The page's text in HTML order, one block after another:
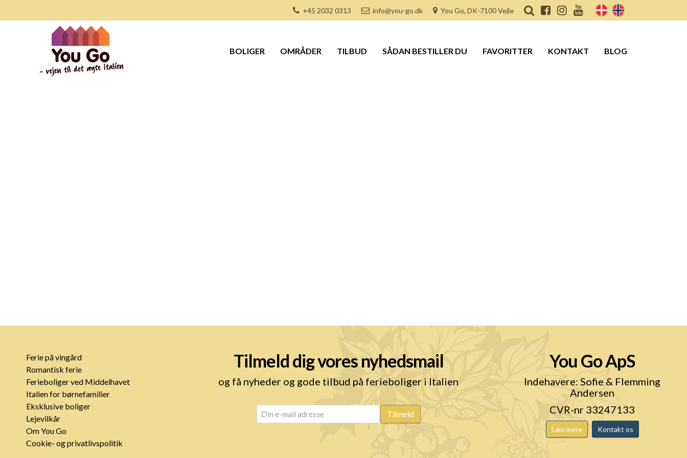
+45 2032 0313 info@you-go.dk You Go, DK-7100 Vejle
BOLIGER OMRÅDER TILBUD SÅDAN BESTILLER DU FAVORITTER KONTAKT BLOG
Ferie på vingård
Romantisk ferie
Ferieboliger ved Middelhavet
Italien for børnefamilier
Eksklusive boliger
Lejevilkår
Om You Go
Cookie- og privatlivspolitik
Tilmeld dig vores nyhedsmail
og få nyheder og gode tilbud på ferieboliger i Italien
email (Påkrævet) Tilmeld
You Go ApS
Indehavere: Sofie & Flemming
Andersen
CVR-nr 33247133
Læs mere Kontakt os